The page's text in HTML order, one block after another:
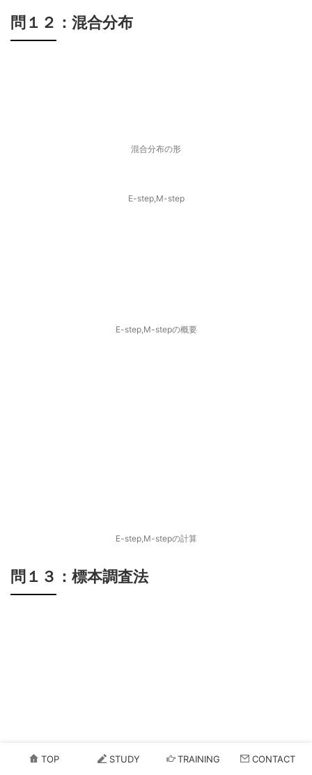
問１２：混合分布
混合分布の形
E-step,M-step
E-step,M-stepの概要
E-step,M-stepの計算
問１３：標本調査法
TOP STUDY TRAINING CONTACT